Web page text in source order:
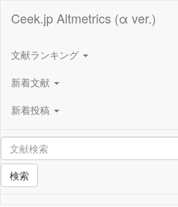
Ceek.jp Altmetrics (α ver.)
文献ランキング
新着文献
新着投稿
検索